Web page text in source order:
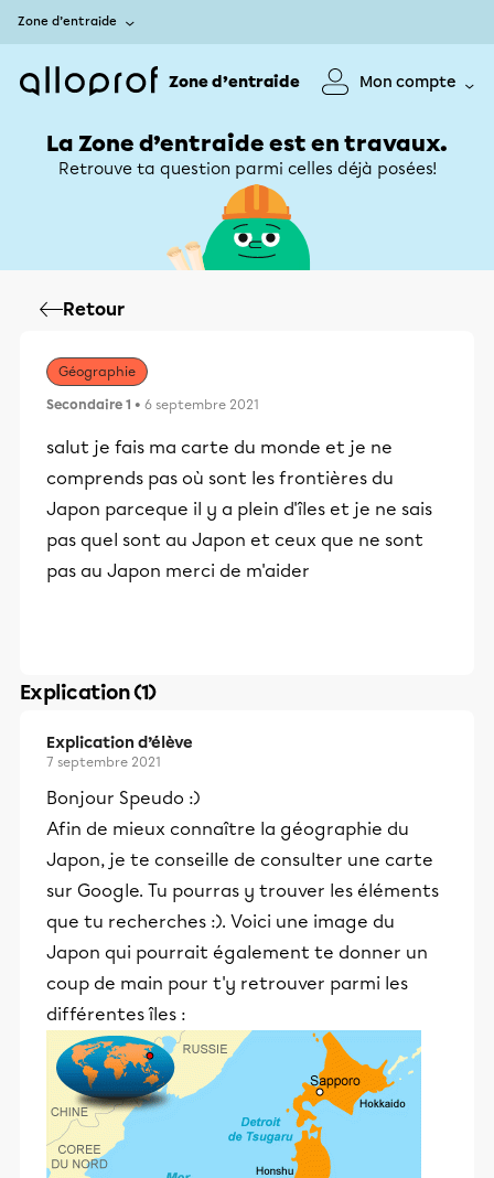
Zone d’entraide
Zone d’entraide Mon compte
La Zone d’entraide est en travaux.
Retrouve ta question parmi celles déjà posées!
Retour
Géographie
Secondaire 1 • 6 septembre 2021
salut je fais ma carte du monde et je ne
comprends pas où sont les frontières du
Japon parceque il y a plein d'îles et je ne sais
pas quel sont au Japon et ceux que ne sont
pas au Japon merci de m'aider
Explication (1)
Explication d’élève
7 septembre 2021
Bonjour Speudo :)
Afin de mieux connaître la géographie du
Japon, je te conseille de consulter une carte
sur Google. Tu pourras y trouver les éléments
que tu recherches :). Voici une image du
Japon qui pourrait également te donner un
coup de main pour t'y retrouver parmi les
différentes îles :